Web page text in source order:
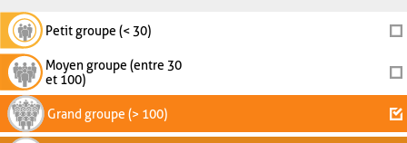
Petit groupe (< 30)
Moyen groupe (entre 30
et 100)
Grand groupe (> 100)